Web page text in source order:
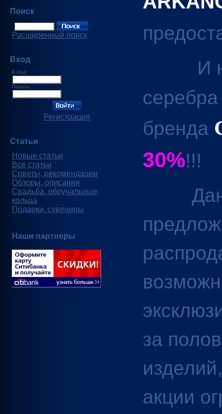
Поиск
Расширенный поиск
Вход
E-Mail:
Пароль:
Регистрация
Статьи
Новые статьи
Все статьи
Советы, рекомендации
Обзоры, описания
Свадьба, обручальные
кольца
Подарки, сувениры
Наши партнеры
И на
серебра
бренда
30%!!!
за
акции